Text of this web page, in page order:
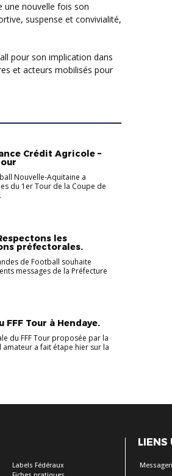
suspense et convivialité,
et acteurs mobilisés pour
Crédit Agricole –
Nouvelle-Aquitaine a
du 1er Tour de la Coupe de
les
préfectorales.
de Football souhaite
messages de la Préfecture
FFF Tour à Hendaye.
du FFF Tour proposée par la
a fait étape hier sur la
Labels Fédéraux
LIENS